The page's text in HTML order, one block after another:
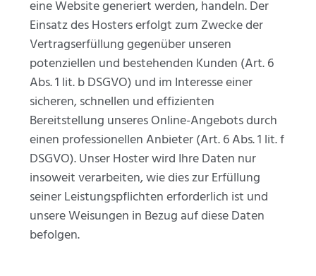
eine Website generiert werden, handeln. Der
Einsatz des Hosters erfolgt zum Zwecke der
Vertragserfüllung gegenüber unseren
potenziellen und bestehenden Kunden (Art. 6
Abs. 1 lit. b DSGVO) und im Interesse einer
sicheren, schnellen und effizienten
Bereitstellung unseres Online-Angebots durch
einen professionellen Anbieter (Art. 6 Abs. 1 lit. f
DSGVO). Unser Hoster wird Ihre Daten nur
insoweit verarbeiten, wie dies zur Erfüllung
seiner Leistungspflichten erforderlich ist und
unsere Weisungen in Bezug auf diese Daten
befolgen.